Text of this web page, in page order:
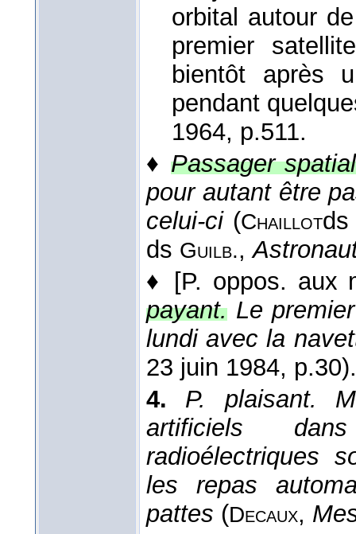
orbital autour
premier
bientôt après
pendant
1964, p.511.
♦Passager
pour autant être
celui-ci(Chaillot
ds Guilb.,
♦
[P. oppos. aux
payant. Le
lundi avec la
23 juin 1984, p.30).
4.
P. plaisant.
artificiels
radioélectriques
les repas
pattes (Decaux,